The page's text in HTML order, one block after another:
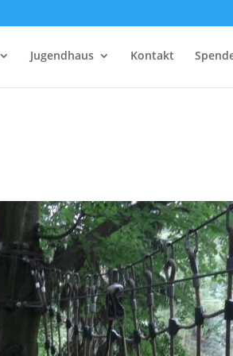
Jugendhaus Kontakt